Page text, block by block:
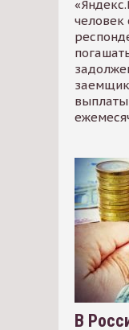
человек
В